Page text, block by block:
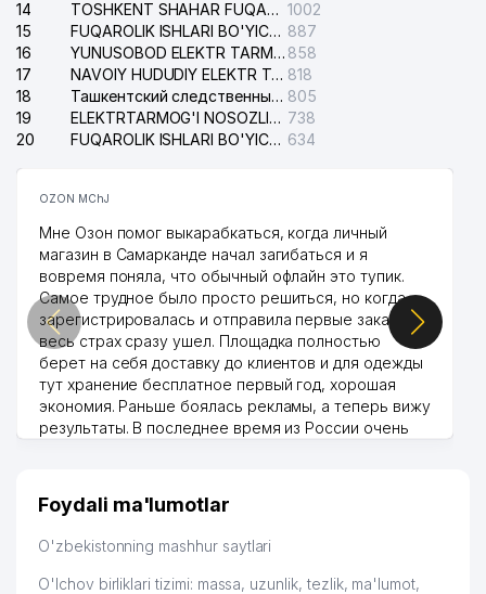
14
TOSHKENT SHAHAR FUQAROLIK ISHLARI BO'YICHA SUDI 1002
15
FUQAROLIK ISHLARI BO'YICHA YAKKASAROY TUMANLARARO SUDI 887
16
YUNUSOBOD ELEKTR TARMOG'I NOSOZLIKLARI XIZMATI 858
17
NAVOIY HUDUDIY ELEKTR TARMOQLARI KORXONASI AJ 818
18
Ташкентский следственный изолятор 805
19
ELEKTRTARMOG'I NOSOZLIKLARINI TO'ZATISH SERGELI XIZMATI 738
20
FUQAROLIK ISHLARI BO'YICHA UCH-TEPA TUMANI SUDI 634
OZON MChJ
Мне Озон помог выкарабкаться, когда личный
магазин в Самарканде начал загибаться и я
вовремя поняла, что обычный офлайн это тупик.
Самое трудное было просто решиться, но когда
зарегистрировалась и отправила первые заказы,
весь страх сразу ушел. Площадка полностью
берет на себя доставку до клиентов и для одежды
тут хранение бесплатное первый год, хорошая
экономия. Раньше боялась рекламы, а теперь вижу
результаты. В последнее время из России очень
дальше развиваюсь потихоньку😊
Hamida 03.08.2026 12:45:39
Foydali ma'lumotlar
O'zbekistonning mashhur saytlari
O'lchov birliklari tizimi: massa, uzunlik, tezlik, ma'lumot,